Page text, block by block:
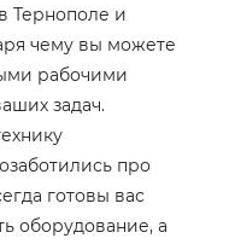
Тернополе и
чему вы можете
рабочими
задач.
про
готовы вас
оборудование, а